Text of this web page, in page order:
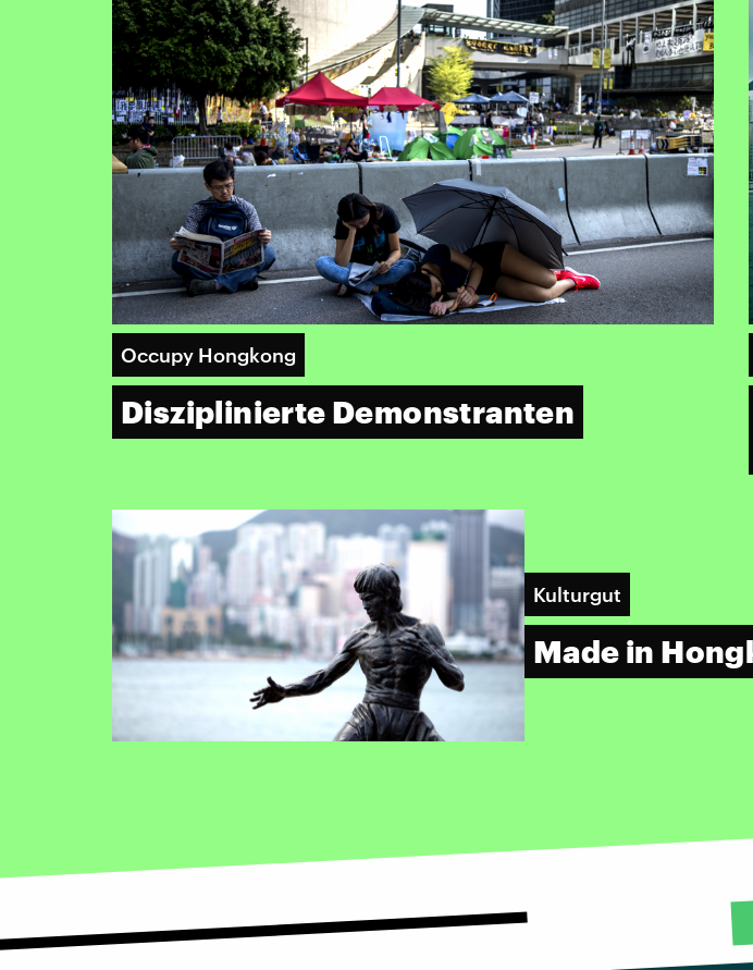
Occupy Hongkong
Disziplinierte Demonstranten
Kulturgut
Made in